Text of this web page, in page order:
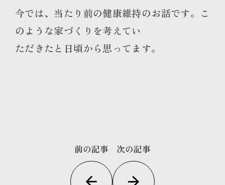
今では、当たり前の健康維持のお話です。こ
のような家づくりを考えてい
ただきたと日頃から思ってます。
前の記事 次の記事